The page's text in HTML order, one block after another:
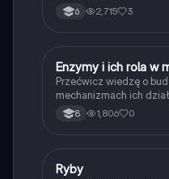
6 2,715 3
EBiologia
Enzymy i ich rola w
Przećwicz wiedzę o
mechanizmach ich
przyspieszających
8 1,806 0
RBiologia
Ryby